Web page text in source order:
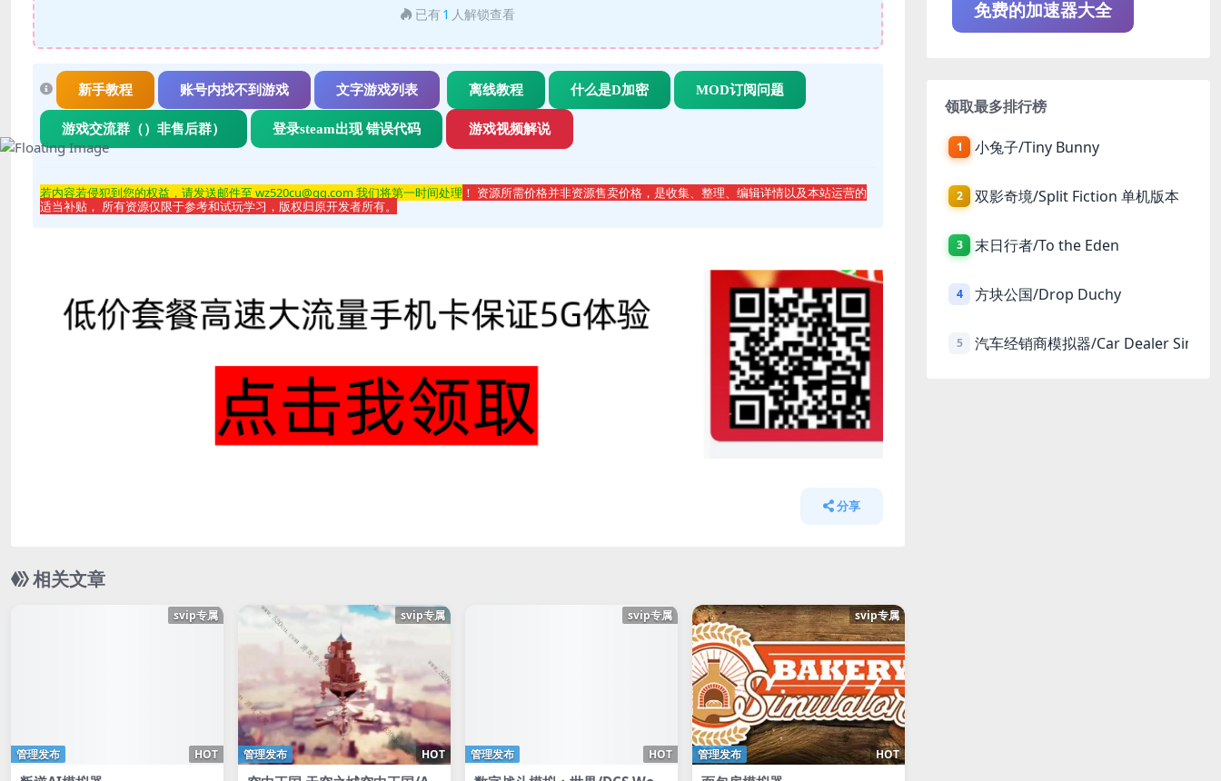
已有 1 人解锁查看
新手教程 账号内找不到游戏 文字游戏列表 离线教程 什么是D加密 MOD订阅问题
游戏交流群（）非售后群） 登录steam出现 错误代码 游戏视频解说
若内容若侵犯到您的权益，请发送邮件至 wz520cu@qq.com 我们将第一时间处理 ！ 资源所需价格并非资源售卖价格，是收集、整理、编辑详情以及本站运营的
适当补贴， 所有资源仅限于参考和试玩学习，版权归原开发者所有。
分享
相关文章
svip专属
HOT
管理发布
svip专属
HOT
管理发布
svip专属
HOT
管理发布
svip专属
HOT
管理发布
免费的加速器大全
领取最多排行榜
1 小兔子/Tiny Bunny
2 双影奇境/Split Fiction 单机版本
3 末日行者/To the Eden
4 方块公国/Drop Duchy
5 汽车经销商模拟器/Car Dealer